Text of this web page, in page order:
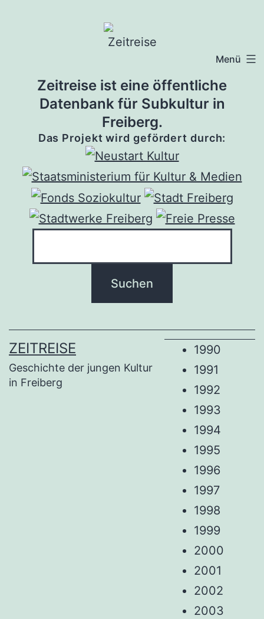
Menü
Zeitreise ist eine öffentliche
Datenbank für Subkultur in
Freiberg.
Das Projekt wird gefördert durch:
ZEITREISE
Geschichte der jungen Kultur
in Freiberg
1990
1991
1992
1993
1994
1995
1996
1997
1998
1999
2000
2001
2002
2003